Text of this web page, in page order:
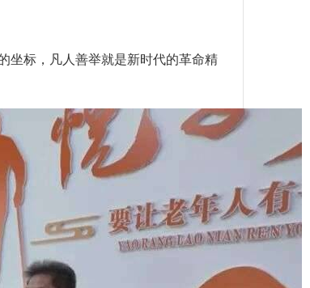
坐标，凡人善举就是新时代的革命精